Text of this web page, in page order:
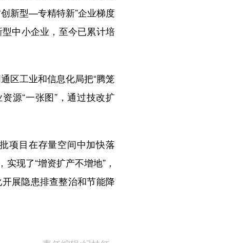
新型—专精特新”企业梯度
中小企业，至今已累计培
区工业和信息化局把“腾笼
源“一张图”，通过技改扩
项目在存量空间中加快落
现了“增资扩产不增地”，
展隐患排查整治和节能降